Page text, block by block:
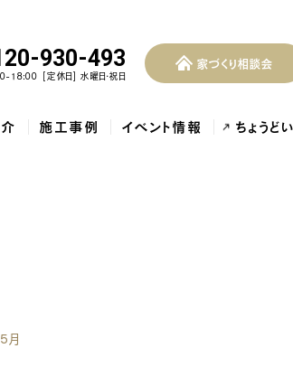
930-493
18:00 [定休日] 水曜日・祝日
家づくり相談会
施工事例 イベント情報 ちょうど
家づくり相談会
月